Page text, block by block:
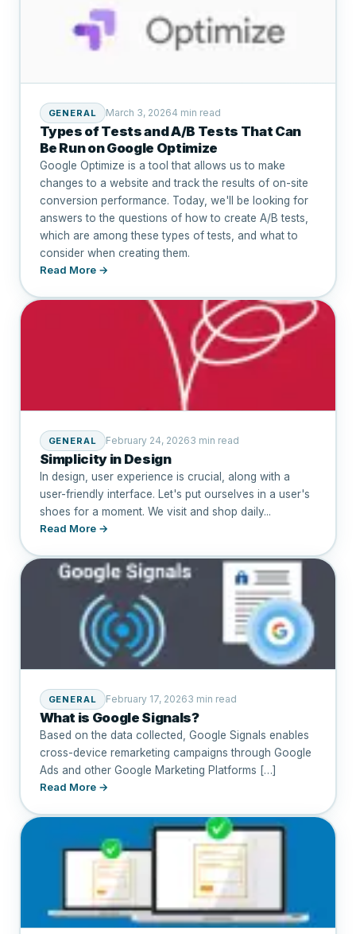
GENERAL March 3, 20264 min read
Types of Tests and A/B Tests That Can
Be Run on Google Optimize
Google Optimize is a tool that allows us to make
changes to a website and track the results of on-site
conversion performance. Today, we'll be looking for
answers to the questions of how to create A/B tests,
which are among these types of tests, and what to
consider when creating them.
Read More →
GENERAL February 24, 20263 min read
Simplicity in Design
In design, user experience is crucial, along with a
user-friendly interface. Let's put ourselves in a user's
shoes for a moment. We visit and shop daily...
Read More →
GENERAL February 17, 20263 min read
What is Google Signals?
Based on the data collected, Google Signals enables
cross-device remarketing campaigns through Google
Ads and other Google Marketing Platforms […]
Read More →